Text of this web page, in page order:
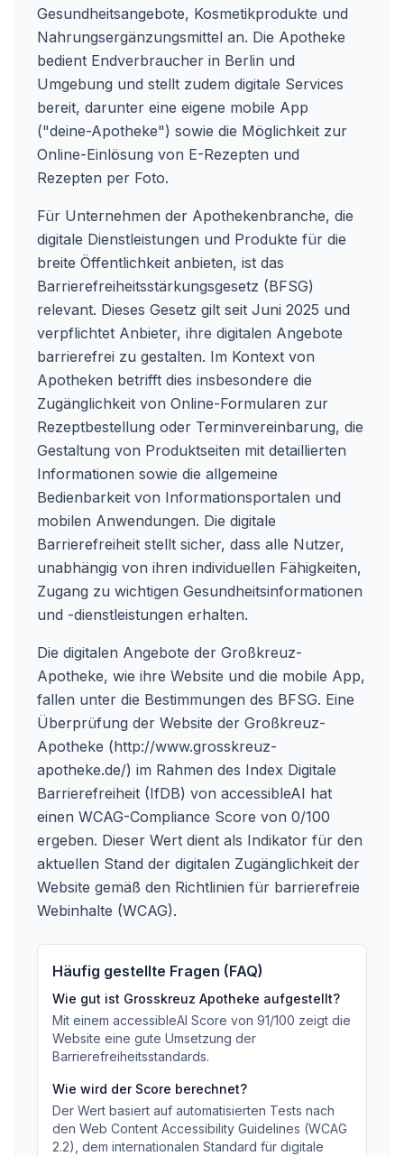
Gesundheitsangebote, Kosmetikprodukte und
Nahrungsergänzungsmittel an. Die Apotheke
bedient Endverbraucher in Berlin und
Umgebung und stellt zudem digitale Services
bereit, darunter eine eigene mobile App
("deine-Apotheke") sowie die Möglichkeit zur
Online-Einlösung von E-Rezepten und
Rezepten per Foto.
Für Unternehmen der Apothekenbranche, die
digitale Dienstleistungen und Produkte für die
breite Öffentlichkeit anbieten, ist das
Barrierefreiheitsstärkungsgesetz (BFSG)
relevant. Dieses Gesetz gilt seit Juni 2025 und
verpflichtet Anbieter, ihre digitalen Angebote
barrierefrei zu gestalten. Im Kontext von
Apotheken betrifft dies insbesondere die
Zugänglichkeit von Online-Formularen zur
Rezeptbestellung oder Terminvereinbarung, die
Gestaltung von Produktseiten mit detaillierten
Informationen sowie die allgemeine
Bedienbarkeit von Informationsportalen und
mobilen Anwendungen. Die digitale
Barrierefreiheit stellt sicher, dass alle Nutzer,
unabhängig von ihren individuellen Fähigkeiten,
Zugang zu wichtigen Gesundheitsinformationen
und -dienstleistungen erhalten.
Die digitalen Angebote der Großkreuz-
Apotheke, wie ihre Website und die mobile App,
fallen unter die Bestimmungen des BFSG. Eine
Überprüfung der Website der Großkreuz-
Apotheke (http://www.grosskreuz-
apotheke.de/) im Rahmen des Index Digitale
Barrierefreiheit (IfDB) von accessibleAI hat
einen WCAG-Compliance Score von 0/100
ergeben. Dieser Wert dient als Indikator für den
aktuellen Stand der digitalen Zugänglichkeit der
Website gemäß den Richtlinien für barrierefreie
Webinhalte (WCAG).
Häufig gestellte Fragen (FAQ)
Wie gut ist Grosskreuz Apotheke aufgestellt?
Mit einem accessibleAI Score von 91/100 zeigt die
Website eine gute Umsetzung der
Barrierefreiheitsstandards.
Wie wird der Score berechnet?
Der Wert basiert auf automatisierten Tests nach
den Web Content Accessibility Guidelines (WCAG
2.2), dem internationalen Standard für digitale